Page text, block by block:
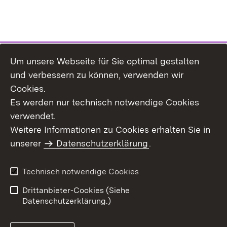
Themenübersicht
Barrierefreiheit
Um unsere Webseite für Sie optimal gestalten
und verbessern zu können, verwenden wir
Cookies.
Es werden nur technisch notwendige Cookies
verwendet.
Weitere Informationen zu Cookies erhalten Sie in
unserer
Datenschutzerklärung.
Technisch notwendige Cookies
Drittanbieter-Cookies (Siehe
Datenschutzerklärung.)